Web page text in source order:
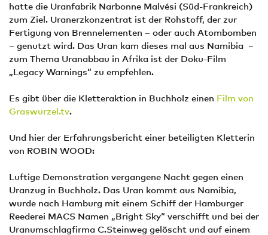
hatte die Uranfabrik Narbonne Malvési (Süd-Frankreich)
zum Ziel. Uranerzkonzentrat ist der Rohstoff, der zur
Fertigung von Brennelementen – oder auch Atombomben
– genutzt wird. Das Uran kam dieses mal aus Namibia –
zum Thema Uranabbau in Afrika ist der Doku-Film
„Legacy Warnings“ zu empfehlen.
Es gibt über die Kletteraktion in Buchholz einen Film von
Graswurzel.tv.
Und hier der Erfahrungsbericht einer beteiligten Kletterin
von ROBIN WOOD:
Luftige Demonstration vergangene Nacht gegen einen
Uranzug in Buchholz. Das Uran kommt aus Namibia,
wurde nach Hamburg mit einem Schiff der Hamburger
Reederei MACS Namen „Bright Sky“ verschifft und bei der
Uranumschlagfirma C.Steinweg gelöscht und auf einem